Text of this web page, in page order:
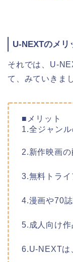
U-NEXTのメリ
それでは、U-
て、みていきま
■メリット
1.全ジャン
2.新作映画
3.無料トライ
4.漫画や70
5.成人向け
6.U-NEXTは